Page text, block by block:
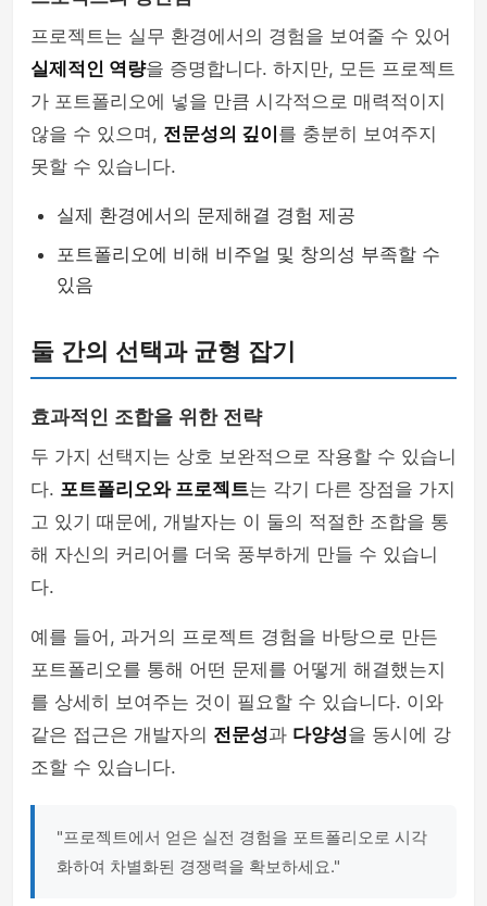
프로젝트는 실무 환경에서의 경험을 보여줄 수 있어
실제적인 역량을 증명합니다. 하지만, 모든 프로젝트
가 포트폴리오에 넣을 만큼 시각적으로 매력적이지
않을 수 있으며, 전문성의 깊이 를 충분히 보여주지
못할 수 있습니다.
실제 환경에서의 문제해결 경험 제공
포트폴리오에 비해 비주얼 및 창의성 부족할 수
있음
둘 간의 선택과 균형 잡기
효과적인 조합을 위한 전략
두 가지 선택지는 상호 보완적으로 작용할 수 있습니
다. 포트폴리오와 프로젝트는 각기 다른 장점을 가지
고 있기 때문에, 개발자는 이 둘의 적절한 조합을 통
해 자신의 커리어를 더욱 풍부하게 만들 수 있습니
다.
예를 들어, 과거의 프로젝트 경험을 바탕으로 만든
포트폴리오를 통해 어떤 문제를 어떻게 해결했는지
를 상세히 보여주는 것이 필요할 수 있습니다. 이와
같은 접근은 개발자의 전문성과 다양성을 동시에 강
조할 수 있습니다.
"프로젝트에서 얻은 실전 경험을 포트폴리오로 시각
화하여 차별화된 경쟁력을 확보하세요."